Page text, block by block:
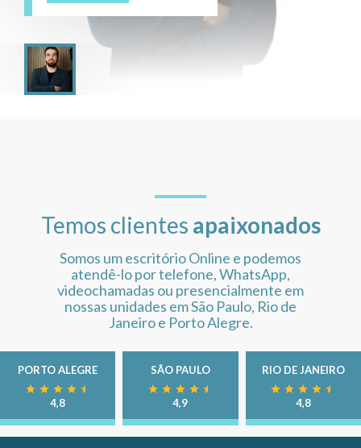
Temos clientes apaixonados
Somos um escritório Online e podemos
atendê-lo por telefone, WhatsApp,
videochamadas ou presencialmente em
nossas unidades em São Paulo, Rio de
Janeiro e Porto Alegre.
PORTO ALEGRE
4,8
SÃO PAULO
4,9
RIO DE JANEIRO
4,8